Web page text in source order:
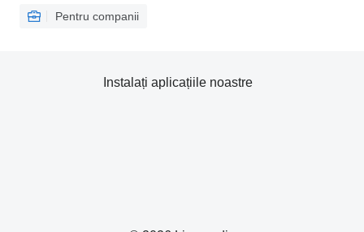
Pentru companii
Instalați aplicațiile noastre